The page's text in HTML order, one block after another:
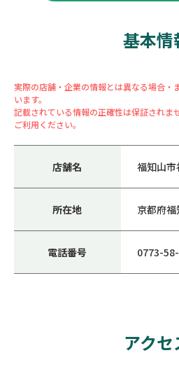
基本情
実際の店舗・企業の情報とは異なる場合・
います。
記載されている情報の正確性は保証されま
ご利用ください。
店舗名 福知山
所在地 京都府
電話番号 0773-
アクセ